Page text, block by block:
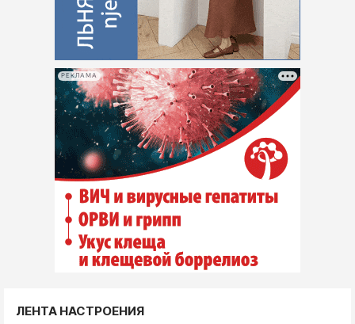
РЕКЛАМА
ЛЕНТА НАСТРОЕНИЯ